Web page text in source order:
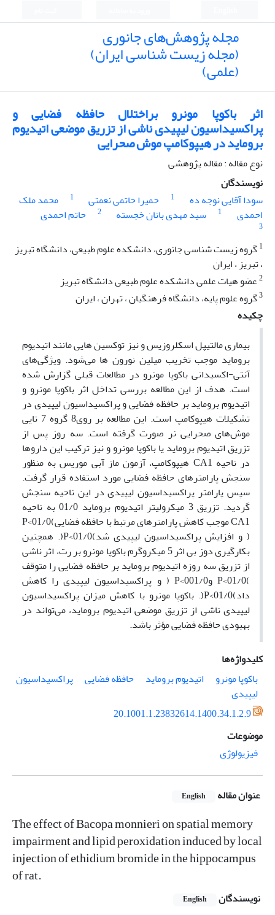
مجله پژوهش‌های جانوری
(مجله زیست شناسی ایران)
(علمی)
اثر باکوپا مونرو براختلال حافظه فضایی و
پراکسیداسیون لیپیدی ناشی از تزریق موضعی اتیدیوم
بروماید در هیپوکامپ موش صحرایی
نوع مقاله : مقاله پژوهشی
نویسندگان
سودا آقایی نوجه ده
1 حمیرا حاتمی نعمتی 1
محمد ملک
احمدی
1 سید مهدی بانان خجسته 2 حاتم احمدی
3
1گروه زیست شناسی جانوری، دانشکده علوم طبیعی، دانشگاه تبریز
، تبریز ، ایران
2عضو هیات علمی دانشکده علوم طبیعی دانشگاه تبریز
3گروه علوم پایه، دانشگاه فرهنگیان ، تهران ، ایران
چکیده
بیماری مالتیپل اسکلروزیس و نیز توکسین هایی مانند اتیدیوم
بروماید موجب تخریب میلین نورون ها می‌شود. ویژگی‌های
آنتی-اکسیدانی باکوپا مونرو در مطالعات قبلی گزارش شده
است. هدف از این مطالعه بررسی تداخل اثر باکوپا مونرو و
اتیدیوم بروماید بر حافظه فضایی و پراکسیداسیون لیپیدی در
تشکیلات هیپوکامپ است. این مطالعه بر روی8 گروه 7‎ تایی
موش‌های صحرایی نر صورت گرفته است. سه روز پس از
تزریق اتیدیوم بروماید یا باکوپا مونرو و نیز ترکیب این داروها
در ناحیه CA1 هیپوکامپ، آزمون ماز آبی موریس به منظور
سنجش پارامترهای حافظه فضایی مورد استفاده قرار گرفت.
سپس پارامتر پراکسیداسیون لیپیدی در این ناحیه سنجش
گردید.‌ تزریق 3 میکرولیتر اتیدیوم بروماید 01/0 به ناحیه
CA1 موجب کاهش پارامترهای مرتبط با حافظه فضایی)01/0>P
( و افزایش پراکسیداسیون لیپیدی شد)01/0>P‌(. همچنین
بکارگیری دوز بی اثر 5 میکروگرم باکوپا مونرو بر رت، اثر ناشی
از تزریق سه روزه اتیدیوم بروماید بر حافظه فضایی را متوقف
)01/0>P و001/0>P ( و پراکسیداسیون لیپیدی را کاهش
داد)01/0>P‌(.‌ باکوپا مونرو با کاهش میزان پراکسیداسیون
لیپیدی ناشی از تزریق موضعی اتیدیوم بروماید، می‌تواند در
بهبودی حافظه فضایی مؤثر باشد.
کلیدواژه‌ها
باکوپا مونرو
اتیدیوم بروماید حافظه فضایی
پراکسیداسیون
لیپیدی
20.1001.1.23832614.1400.34.1.2.9
موضوعات
فیزیولوژی
عنوان مقاله English
The effect of Bacopa monnieri on spatial memory
impairment and lipid peroxidation induced by local
injection of ethidium bromide in the hippocampus
of rat.
نویسندگان English